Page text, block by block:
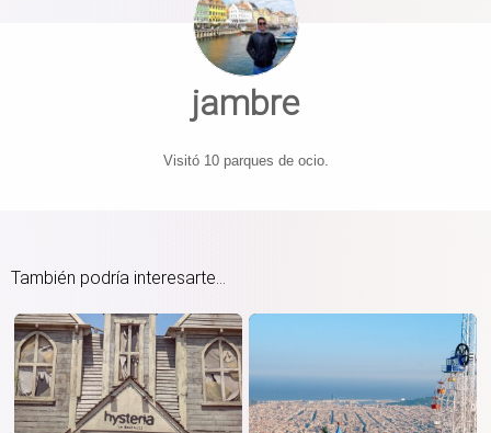
jambre
Visitó 10 parques de ocio.
También podría interesarte...